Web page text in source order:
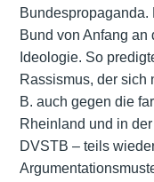
Bund von Anfang
Ideologie. So
Rassismus, der sich
B. auch gegen die
Rheinland und in der
DVSTB – teils